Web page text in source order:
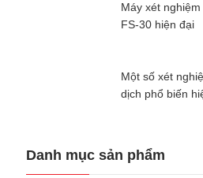
Máy xét nghiệm
FS-30 hiện đại
Một số xét
dịch phổ biến
Danh mục sản phẩm